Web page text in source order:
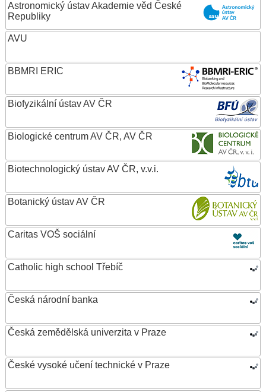
Astronomický ústav Akademie věd České
Republiky
AVU
BBMRI ERIC
Biofyzikální ústav AV ČR
Biologické centrum AV ČR, AV ČR
Biotechnologický ústav AV ČR, v.v.i.
Botanický ústav AV ČR
Caritas VOŠ sociální
Catholic high school Třebíč
Česká národní banka
Česká zemědělská univerzita v Praze
České vysoké učení technické v Praze